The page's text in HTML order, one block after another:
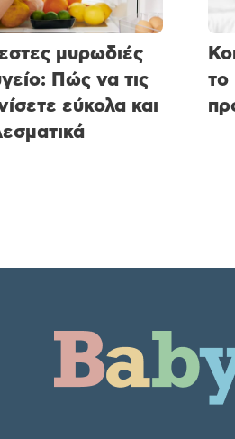
μυρωδιές
Πώς να τις
εύκολα και
το